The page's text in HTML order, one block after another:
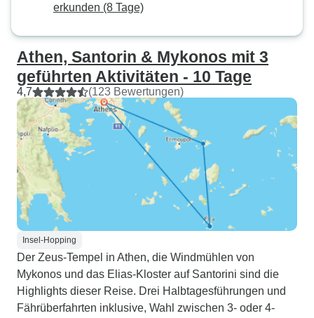
erkunden (8 Tage)
Athen, Santorin & Mykonos mit 3
geführten Aktivitäten - 10 Tage
4,7 (123 Bewertungen)
Insel-Hopping
Der Zeus-Tempel in Athen, die Windmühlen von
Mykonos und das Elias-Kloster auf Santorini sind die
Highlights dieser Reise. Drei Halbtagesführungen und
Fährüberfahrten inklusive, Wahl zwischen 3- oder 4-